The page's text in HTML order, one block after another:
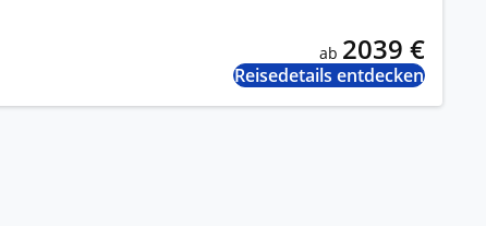
ab 2039 €
Reisedetails entdecken